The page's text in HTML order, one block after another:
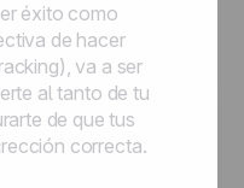
éxito como
de hacer
va a ser
al tanto de tu
de que tus
correcta.